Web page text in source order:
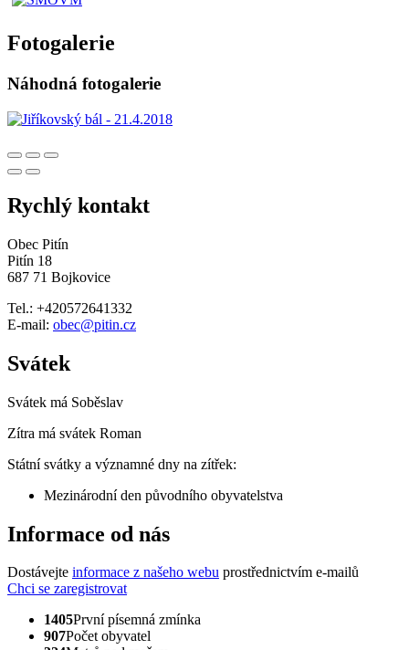
Fotogalerie
Náhodná fotogalerie
Rychlý kontakt
Obec Pitín
Pitín 18
687 71 Bojkovice
Tel.: +420572641332
E-mail: obec@pitin.cz
Svátek
Svátek má Soběslav
Zítra má svátek Roman
Státní svátky a významné dny na zítřek:
Mezinárodní den původního obyvatelstva
Informace od nás
Dostávejte informace z našeho webu prostřednictvím e-mailů
Chci se zaregistrovat
1405První písemná zmínka
907Počet obyvatel